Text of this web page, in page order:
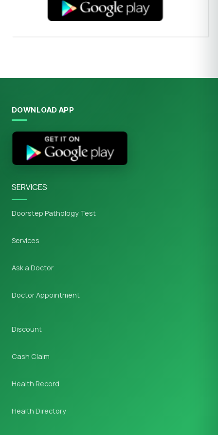
DOWNLOAD APP
SERVICES
Doorstep Pathology Test
Services
Ask a Doctor
Doctor Appointment
Discount
Cash Claim
Health Record
Health Directory